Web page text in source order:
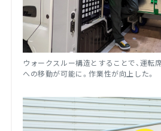
ウォークスルー構造とすることで、運転
への移動が可能に。作業性が向上した。